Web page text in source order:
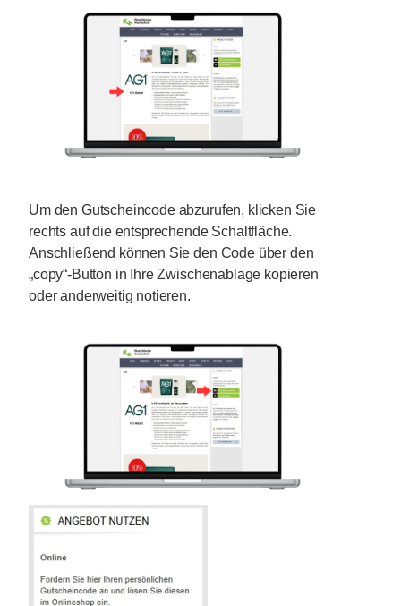
Um den Gutscheincode abzurufen, klicken Sie
rechts auf die entsprechende Schaltfläche.
Anschließend können Sie den Code über den
„copy“-Button in Ihre Zwischenablage kopieren
oder anderweitig notieren.